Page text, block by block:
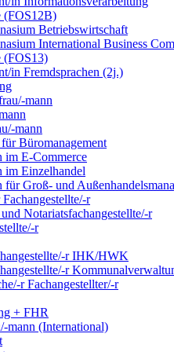
(FOS12B)
Betriebswirtschaft
International Business
(FOS13)
in Fremdsprachen (2j.)
mann
mann
Büromanagement
im E-Commerce
im Einzelhandel
Groß- und
r
Notariatsfachangestellte/-r
r
r IHK/HWK
r
r Fachangestellter/-r
+ FHR
mann (International)